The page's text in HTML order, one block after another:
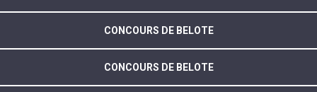
CONCOURS DE BELOTE
CONCOURS DE BELOTE